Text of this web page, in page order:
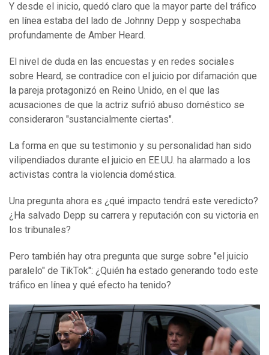
Y desde el inicio, quedó claro que la mayor parte del tráfico
en línea estaba del lado de Johnny Depp y sospechaba
profundamente de Amber Heard.
El nivel de duda en las encuestas y en redes sociales
sobre Heard, se contradice con el juicio por difamación que
la pareja protagonizó en Reino Unido, en el que las
acusaciones de que la actriz sufrió abuso doméstico se
consideraron "sustancialmente ciertas".
La forma en que su testimonio y su personalidad han sido
vilipendiados durante el juicio en EE.UU. ha alarmado a los
activistas contra la violencia doméstica.
Una pregunta ahora es ¿qué impacto tendrá este veredicto?
¿Ha salvado Depp su carrera y reputación con su victoria en
los tribunales?
Pero también hay otra pregunta que surge sobre "el juicio
paralelo" de TikTok": ¿Quién ha estado generando todo este
tráfico en línea y qué efecto ha tenido?